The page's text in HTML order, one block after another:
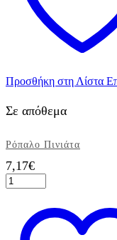
Προσθήκη στη Λίστα
Σε απόθεμα
Ρόπαλο Πινιάτα
7,17€
Ρόπαλο
Πινιάτα